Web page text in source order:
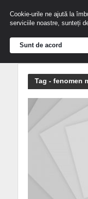
Tag - fenomen
Cookie-urile ne ajută la
serviciile noastre, sunteți
Sunt de acord